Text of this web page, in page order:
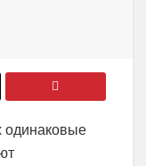
одинаковые